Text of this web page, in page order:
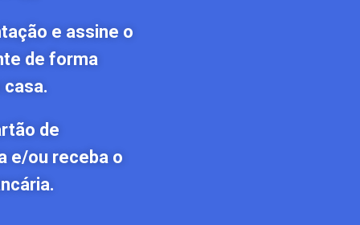
e assine o
de forma
de
e/ou receba o